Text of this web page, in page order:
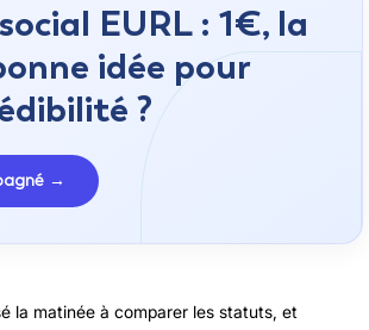
EURL : 1€, la
idée pour
?
→
la matinée à comparer les statuts, et